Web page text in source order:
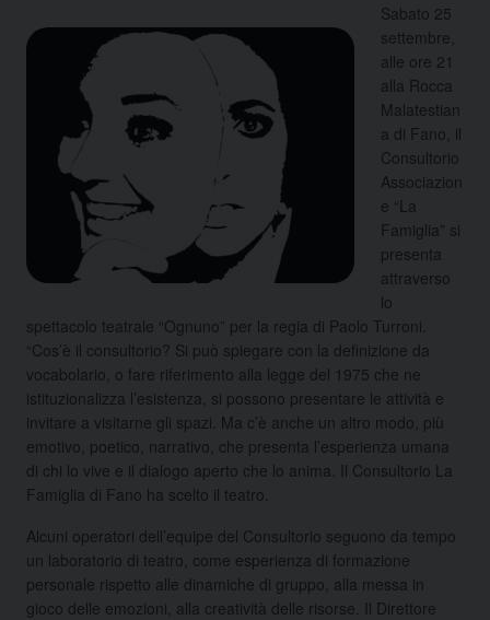
Sabato 25
settembre,
alle ore 21
alla Rocca
Malatestian
a di Fano, il
Consultorio
Associazion
e “La
Famiglia” si
presenta
attraverso
lo
spettacolo teatrale “Ognuno” per la regia di Paolo Turroni.
“Cos’è il consultorio? Si può spiegare con la definizione da
vocabolario, o fare riferimento alla legge del 1975 che ne
istituzionalizza l’esistenza, si possono presentare le attività e
invitare a visitarne gli spazi. Ma c’è anche un altro modo, più
emotivo, poetico, narrativo, che presenta l’esperienza umana
di chi lo vive e il dialogo aperto che lo anima. Il Consultorio La
Famiglia di Fano ha scelto il teatro.
Alcuni operatori dell’equipe del Consultorio seguono da tempo
un laboratorio di teatro, come esperienza di formazione
personale rispetto alle dinamiche di gruppo, alla messa in
gioco delle emozioni, alla creatività delle risorse. Il Direttore